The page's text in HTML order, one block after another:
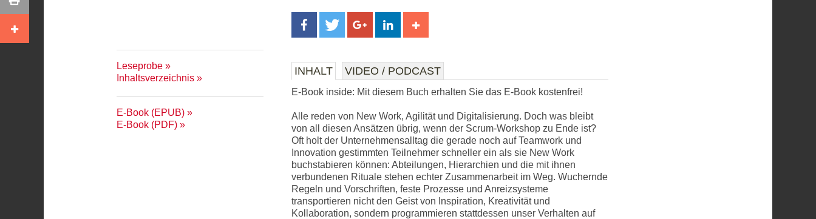
INHALT VIDEO / PODCAST
E-Book inside: Mit diesem Buch erhalten Sie das E-Book kostenfrei!
Alle reden von New Work, Agilität und Digitalisierung. Doch was bleibt
von all diesen Ansätzen übrig, wenn der Scrum-Workshop zu Ende ist?
Oft holt der Unternehmensalltag die gerade noch auf Teamwork und
Innovation gestimmten Teilnehmer schneller ein als sie New Work
buchstabieren können: Abteilungen, Hierarchien und die mit ihnen
verbundenen Rituale stehen echter Zusammenarbeit im Weg. Wuchernde
Regeln und Vorschriften, feste Prozesse und Anreizsysteme
transportieren nicht den Geist von Inspiration, Kreativität und
Kollaboration, sondern programmieren stattdessen unser Verhalten auf
Leseprobe
Inhaltsverzeichnis
E-Book (EPUB)
E-Book (PDF)